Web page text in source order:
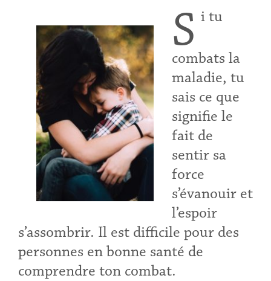
S i tu
combats la
maladie, tu
sais ce que
signifie le
fait de
sentir sa
force
s’évanouir et
l’espoir
s’assombrir. Il est difficile pour des
personnes en bonne santé de
comprendre ton combat.